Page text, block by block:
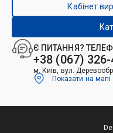
Є ПИТАННЯ?
+38 (067)
м. Київ, вул.
Показати на мапі
Каталоги
Контакти
Виробництво
Ремонт гідроциліндрів
Ремонт і виготовлення
Ремонт техніки
Гідрофікація авто
Кабінет